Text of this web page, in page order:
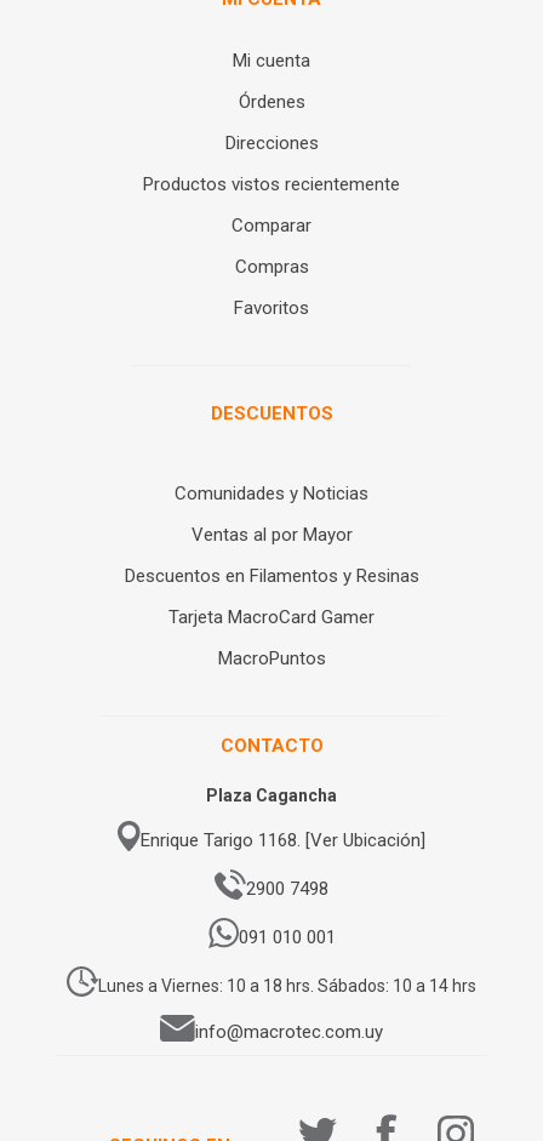
Mi cuenta
Órdenes
Direcciones
Productos vistos recientemente
Comparar
Compras
Favoritos
DESCUENTOS
Comunidades y Noticias
Ventas al por Mayor
Descuentos en Filamentos y Resinas
Tarjeta MacroCard Gamer
MacroPuntos
CONTACTO
Plaza Cagancha
Enrique Tarigo 1168. [Ver Ubicación]
2900 7498
091 010 001
Lunes a Viernes: 10 a 18 hrs. Sábados: 10 a 14 hrs
info@macrotec.com.uy